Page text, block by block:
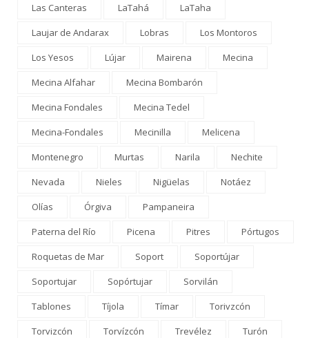
Las Canteras
LaTahá
LaTaha
Laujar de Andarax
Lobras
Los Montoros
Los Yesos
Lújar Mairena
Mecina
Mecina Alfahar
Mecina Bombarón
Mecina Fondales
Mecina Tedel
Mecina-Fondales
Mecinilla
Melicena
Montenegro
Murtas Narila
Nechite
Nevada
Nieles Nigüelas
Notáez
Olías
Órgiva
Pampaneira
Paterna del Río
Picena Pitres
Pórtugos
Roquetas de Mar
Soport
Soportújar
Soportujar
Sopórtujar
Sorvilán
Tablones
Tíjola Tímar
Torivzcón
Torvizcón
Torvízcón Trevélez
Turón